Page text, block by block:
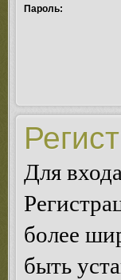
Пароль:
Для
более
быть